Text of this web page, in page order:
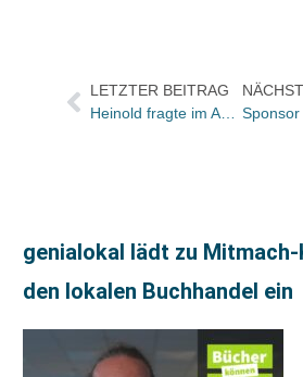
LETZTER BEITRAG
Heinold fragte im April nach Karl May Verlag
genialokal lädt zu
den lokalen Buchhandel ein